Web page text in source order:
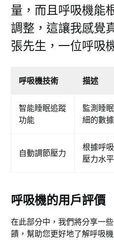
量，而且呼吸機能
調整，這讓我感覺
張先生，一位呼吸
呼吸機技術 描述
智能睡眠追蹤
功能
監測睡
細的數據
自動調節壓力
根據呼
壓力水平
呼吸機的用戶評價
在此部分中，我們將分享一
饋，幫助您更好地了解呼吸